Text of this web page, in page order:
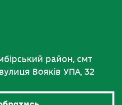
район, смт
Вояків УПА, 32